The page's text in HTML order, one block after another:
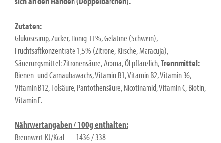
Zutaten:
Glukosesirup, Zucker, Honig 11%, Gelatine (Schwein),
Fruchtsaftkonzentrate 1,5% (Zitrone, Kirsche, Maracuja),
Säuerungsmittel: Zitronensäure, Aroma, Öl pflanzlich,Trennmittel:
Bienen -und Carnaubawachs, Vitamin B1, Vitamin B2, Vitamin B6,
Vitamin B12, Folsäure, Pantothensäure, Nicotinamid, Vitamin C, Biotin,
Vitamin E.
Nährwertangaben / 100g enthalten:
Brennwert KJ/Kcal 1436 / 338